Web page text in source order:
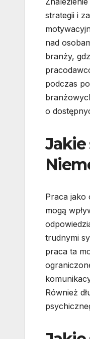
strategii i
nad
branży,
podczas
o
Jakie
Praca jako
mogą
trudnymi
praca ta
Również